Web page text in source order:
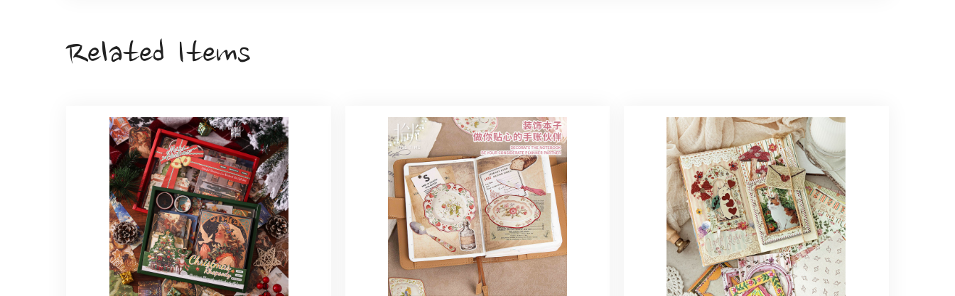
Related Items